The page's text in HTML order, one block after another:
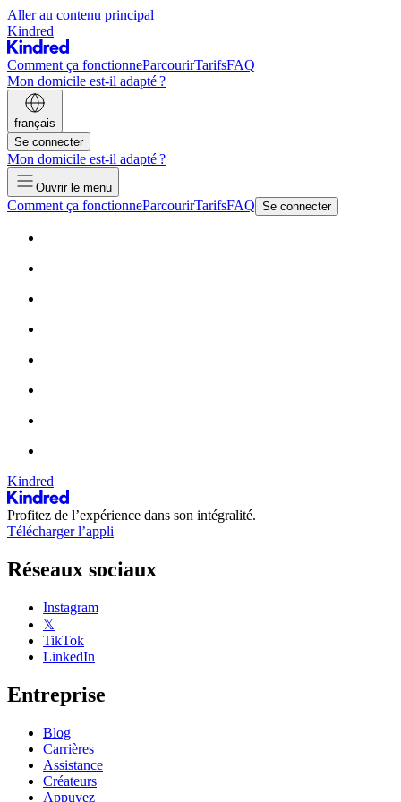
Aller au contenu principal
Kindred
Comment ça fonctionneParcourirTarifsFAQ
Mon domicile est-il adapté ?
français
Se connecter
Mon domicile est-il adapté ?
Ouvrir le menu
Comment ça fonctionneParcourirTarifsFAQ Se connecter
Kindred
Profitez de l’expérience dans son intégralité.
Télécharger l’appli
Réseaux sociaux
Instagram
𝕏
TikTok
LinkedIn
Entreprise
Blog
Carrières
Assistance
Créateurs
Appuyez